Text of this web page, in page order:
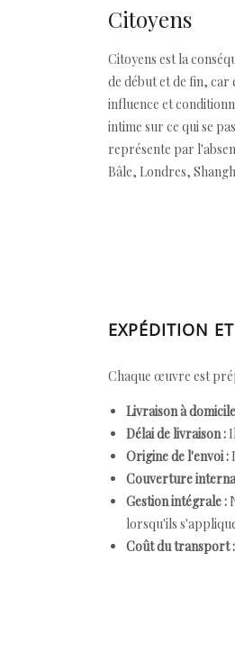
Citoyens
Citoyens est la
de début et de fin, car
influence et
intime sur ce qui se
représente par
Bâle, Londres,
EXPÉDITION
Chaque œuvre est
Livraison à
Délai de livraison :
Origine de l'envoi :
Couverture
Gestion intégrale :
lorsqu'ils
Coût du transport :